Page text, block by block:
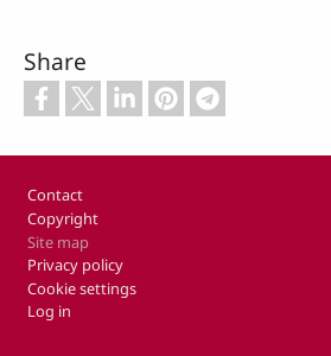
Share
Footer
Contact
Copyright
Site map
Privacy policy
Cookie settings
Log in